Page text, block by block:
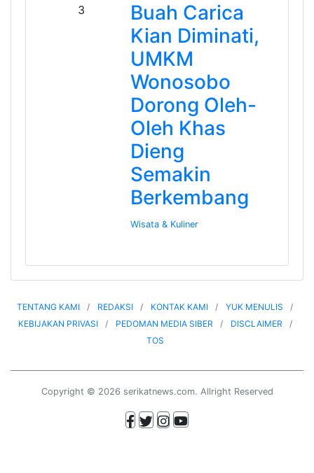
3
Buah Carica
Kian Diminati,
UMKM
Wonosobo
Dorong Oleh-
Oleh Khas
Dieng
Semakin
Berkembang
Wisata & Kuliner
TENTANG KAMI REDAKSI KONTAK KAMI
YUK MENULIS
KEBIJAKAN PRIVASI
PEDOMAN MEDIA SIBER
DISCLAIMER
TOS
Copyright © 2026 serikatnews.com. Allright Reserved